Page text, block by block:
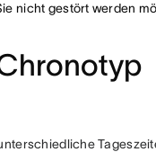
nicht gestört werden